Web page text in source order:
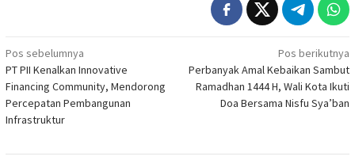
Navigasi
pos
Pos sebelumnya
PT PII Kenalkan Innovative
Financing Community, Mendorong
Percepatan Pembangunan
Infrastruktur
Pos berikutnya
Perbanyak Amal Kebaikan Sambut
Ramadhan 1444 H, Wali Kota Ikuti
Doa Bersama Nisfu Sya’ban